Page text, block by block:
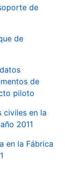
de
de
de
piloto
civiles en la
2011
en la Fábrica